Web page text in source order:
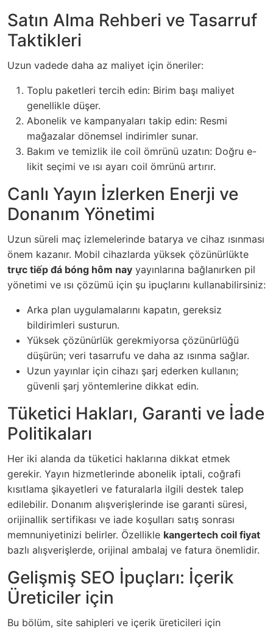
Satın Alma Rehberi ve Tasarruf
Taktikleri
Uzun vadede daha az maliyet için öneriler:
Toplu paketleri tercih edin: Birim başı maliyet
genellikle düşer.
Abonelik ve kampanyaları takip edin: Resmi
mağazalar dönemsel indirimler sunar.
Bakım ve temizlik ile coil ömrünü uzatın: Doğru e-
likit seçimi ve ısı ayarı coil ömrünü artırır.
Canlı Yayın İzlerken Enerji ve
Donanım Yönetimi
Uzun süreli maç izlemelerinde batarya ve cihaz ısınması
önem kazanır. Mobil cihazlarda yüksek çözünürlükte
trực tiếp đá bóng hôm nay yayınlarına bağlanırken pil
yönetimi ve ısı çözümü için şu ipuçlarını kullanabilirsiniz:
Arka plan uygulamalarını kapatın, gereksiz
bildirimleri susturun.
Yüksek çözünürlük gerekmiyorsa çözünürlüğü
düşürün; veri tasarrufu ve daha az ısınma sağlar.
Uzun yayınlar için cihazı şarj ederken kullanın;
güvenli şarj yöntemlerine dikkat edin.
Tüketici Hakları, Garanti ve İade
Politikaları
Her iki alanda da tüketici haklarına dikkat etmek
gerekir. Yayın hizmetlerinde abonelik iptali, coğrafi
kısıtlama şikayetleri ve faturalarla ilgili destek talep
edilebilir. Donanım alışverişlerinde ise garanti süresi,
orijinallik sertifikası ve iade koşulları satış sonrası
memnuniyetinizi belirler. Özellikle kangertech coil fiyat
bazlı alışverişlerde, orijinal ambalaj ve fatura önemlidir.
Gelişmiş SEO İpuçları: İçerik
Üreticiler için
Bu bölüm, site sahipleri ve içerik üreticileri için